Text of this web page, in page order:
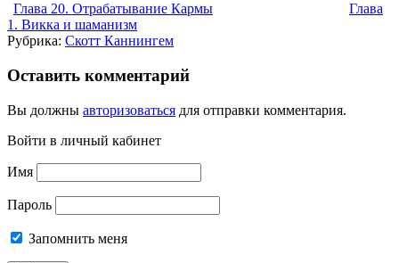
Глава 20. Отрабатывание Кармы
Глава
1. Викка и шаманизм
Рубрика: Скотт Каннингем
Оставить комментарий
Вы должны авторизоваться для отправки комментария.
Войти в личный кабинет
Имя
Пароль
Запомнить меня